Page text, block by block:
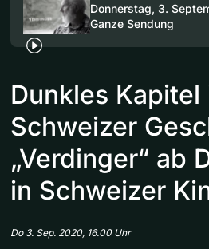
Donnerstag, 3.
Ganze Sendung
Dunkles Kapitel
Schweizer
„Verdinger“ ab
in Schweizer
Do 3. Sep. 2020, 16.00 Uhr